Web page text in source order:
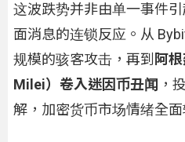
这波跌势并非由单一事件
面消息的连锁反应。从
规模的骇客攻击，再到 阿
Milei）卷入迷因币丑闻 ，
解，加密货币市场情绪全面